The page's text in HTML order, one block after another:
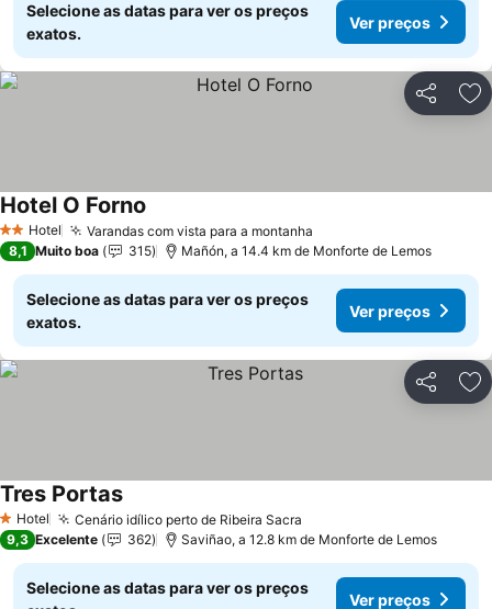
Selecione as datas para ver os preços
exatos.
Ver preços
Partilhar
2 Estrelas
Hotel Varandas com vista para a montanha
Hotel O Forno
8,1 Muito boa 315 Mañón, a 14.4 km de Monforte de Lemos
Selecione as datas para ver os preços
exatos.
Ver preços
Partilhar
1 Estrelas
Hotel Cenário idílico perto de Ribeira Sacra
Tres Portas
9,3 Excelente 362 Saviñao, a 12.8 km de Monforte de Lemos
Selecione as datas para ver os preços
Ver preços